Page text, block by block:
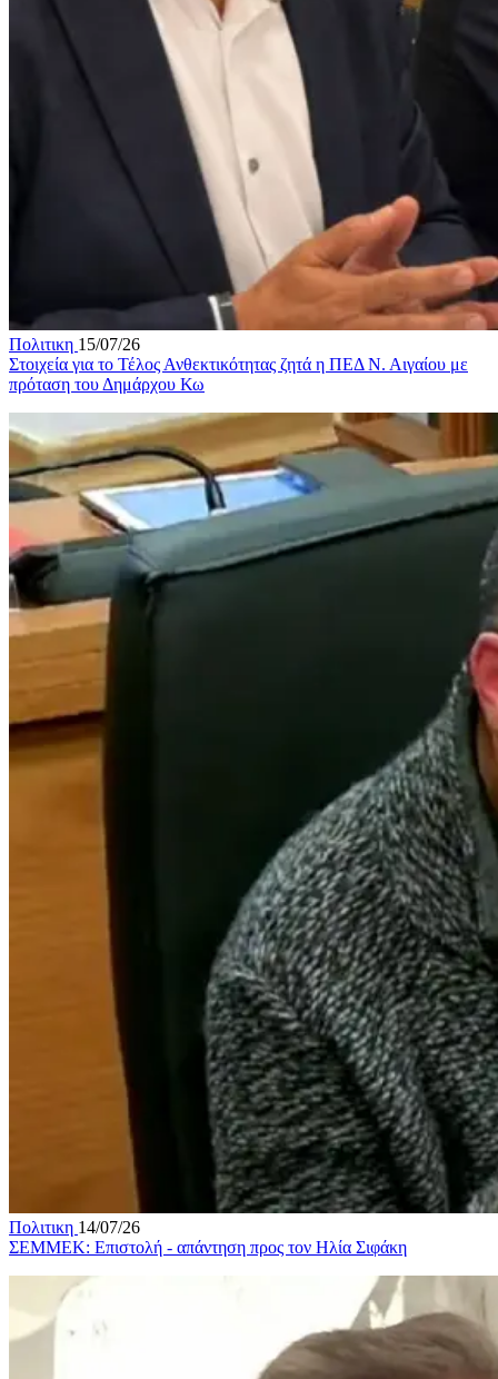
Πολιτικη 15/07/26
Στοιχεία για το Τέλος Ανθεκτικότητας ζητά η ΠΕΔ Ν. Αιγαίου με
πρόταση του Δημάρχου Κω
Πολιτικη 14/07/26
ΣΕΜΜΕΚ: Επιστολή - απάντηση προς τον Ηλία Σιφάκη